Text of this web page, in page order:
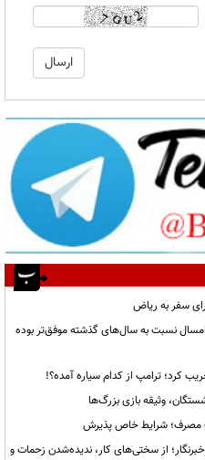
سفر به ریاض
نسبت به سال‌های گذشته موفق‌تر بوده
کرد؛ ترامپ از کدام سیاره آمده؟!
وثیقه بازی بزرگ‌ها
مصرف؛ شرایط خاص پذیرش
از سختی‌های کار، ندیده‌شدن زحمات و